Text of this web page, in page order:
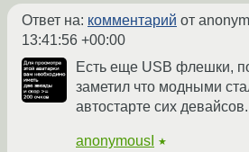
Ответ на: комментарий от
13:41:56 +00:00
Есть еще USB флешки,
заметил что модными
автостарте сих девайсов.
anonymousI ★